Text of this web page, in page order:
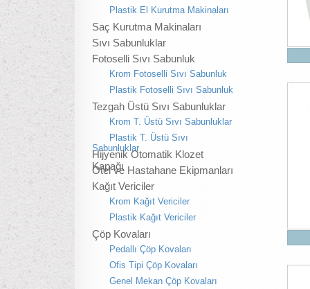
Plastik El Kurutma Makinaları
Saç Kurutma Makinaları
Sıvı Sabunluklar
Fotoselli Sıvı Sabunluk
Krom Fotoselli Sıvı Sabunluk
Plastik Fotoselli Sıvı Sabunluk
Tezgah Üstü Sıvı Sabunluklar
Krom T. Üstü Sıvı Sabunluklar
Plastik T. Üstü Sıvı
Sabunluklar
Hijyenik Otomatik Klozet
Kapağı
Otel ve Hastahane Ekipmanları
Kağıt Vericiler
Krom Kağıt Vericiler
Plastik Kağıt Vericiler
Çöp Kovaları
Pedallı Çöp Kovaları
Ofis Tipi Çöp Kovaları
Genel Mekan Çöp Kovaları